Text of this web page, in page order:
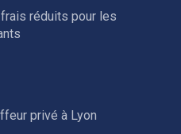
réduits pour les
privé à Lyon